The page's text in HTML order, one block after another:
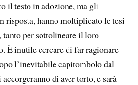
il testo in adozione, ma gli
risposta, hanno moltiplicato le tesi
tanto per sottolineare il loro
È inutile cercare di far ragionare
l’inevitabile capitombolo dal
di aver torto, e sarà